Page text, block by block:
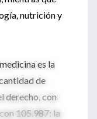
nutrición y
es la
de
derecho, con
105.987; la